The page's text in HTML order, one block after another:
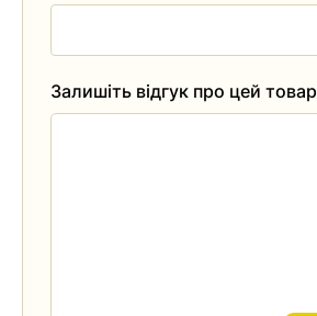
Залишіть відгук про цей товар